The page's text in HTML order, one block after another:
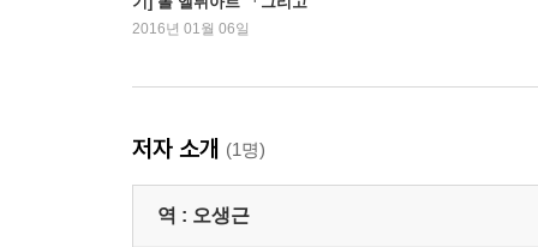
23. 봄
24. 우리들 둘이는
해설/오생근
연보
미소를」
2016년 01월 06일
저자 소개 (1명)
역 : 오생근